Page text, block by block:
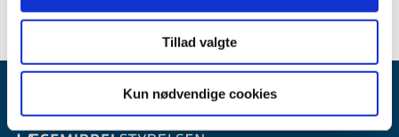
Tillad valgte
Kun nødvendige cookies